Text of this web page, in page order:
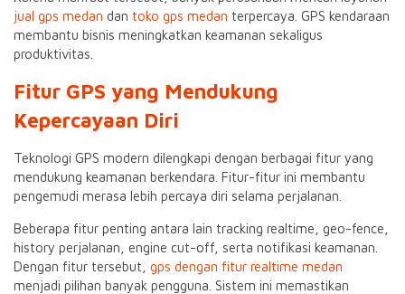
jual gps medan dan toko gps medan terpercaya. GPS kendaraan
membantu bisnis meningkatkan keamanan sekaligus
produktivitas.
Fitur GPS yang Mendukung
Kepercayaan Diri
Teknologi GPS modern dilengkapi dengan berbagai fitur yang
mendukung keamanan berkendara. Fitur-fitur ini membantu
pengemudi merasa lebih percaya diri selama perjalanan.
Beberapa fitur penting antara lain tracking realtime, geo-fence,
history perjalanan, engine cut-off, serta notifikasi keamanan.
Dengan fitur tersebut, gps dengan fitur realtime medan
menjadi pilihan banyak pengguna. Sistem ini memastikan